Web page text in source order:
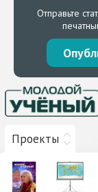
Отправьте
Проекты